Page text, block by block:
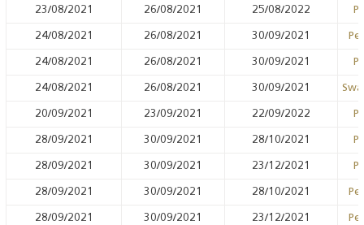
23/08/2021 26/08/2021 25/08/2022
24/08/2021 26/08/2021 30/09/2021
24/08/2021 26/08/2021 30/09/2021
24/08/2021 26/08/2021 30/09/2021
20/09/2021 23/09/2021 22/09/2022
28/09/2021 30/09/2021 28/10/2021
28/09/2021 30/09/2021 23/12/2021
28/09/2021 30/09/2021 28/10/2021
28/09/2021 30/09/2021 23/12/2021